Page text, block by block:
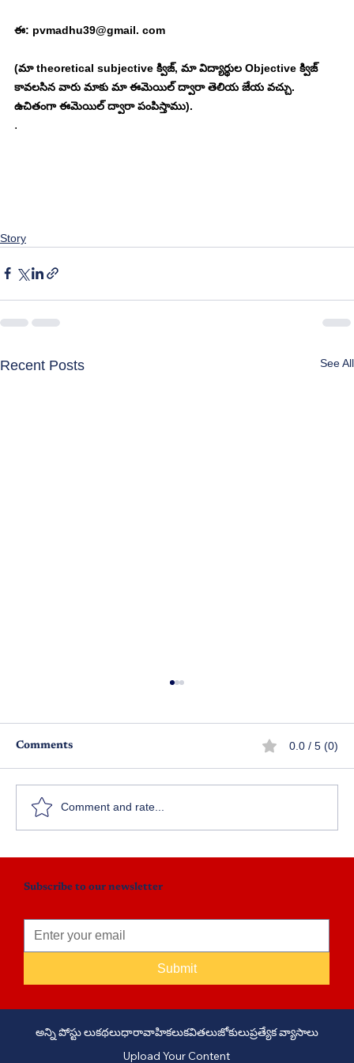
ఈ: pvmadhu39@gmail. com
(మా theoretical subjective క్విజ్, మా విద్యార్థుల Objective క్విజ్
కావలసిన వారు మాకు మా ఈమెయిల్ ద్వారా తెలియ జేయ వచ్చు.
ఉచితంగా ఈమెయిల్ ద్వారా పంపిస్తాము).
.
Story
Recent Posts See All
Comments 0.0 / 5 (0)
Comment and rate...
Subscribe to our newsletter
Submit
అన్ని పోస్టు లుకథలుధారావాహికలుకవితలుజోకులుప్రత్యేక వ్యాసాలు
Upload Your Content